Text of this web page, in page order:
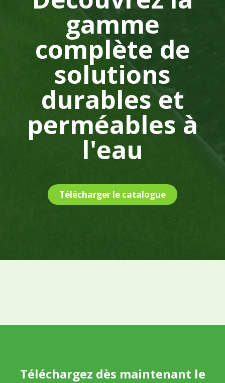
gamme
complète de
solutions
durables et
perméables à
l'eau
Télécharger le catalogue
Téléchargez dès maintenant le